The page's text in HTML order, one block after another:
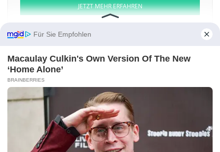
JETZT MEHR ERFAHREN
Aktien ATX DAX EuroStoxx 50 Dow Jones NASDAQ 100 Nikkei 225
Weitere Aktien:
Star Royalties
Mad Paws Holdings Shikino High-Tech
Holdings Dune Acquisition a
Kontakt-Impressum-Werbung-Barrierefreiheit
-Datenschutz-Disclaimer-AGB-Privatsphäre-Einstellungen
Für Sie Empfohlen
Macaulay Culkin's Own Version Of The New
‘Home Alone’
BRAINBERRIES